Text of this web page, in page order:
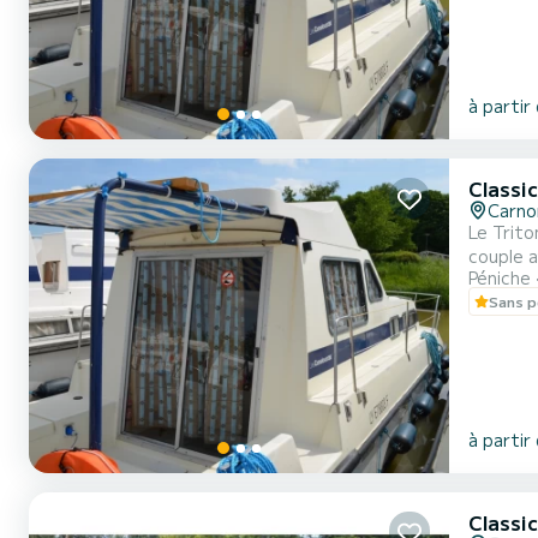
à partir
Le
couple
transforme en couchage
Péniche
Sans
à partir